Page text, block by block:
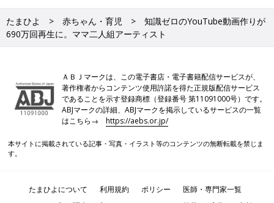
たまひよ 赤ちゃん・育児
知識ゼロのYouTube動画作りが
690万回再生に。ママ二人組アーティスト
ＡＢＪマークは、この電子書店・電子書籍配信サービスが、
著作権者からコンテンツ使用許諾を得た正規版配信サービス
であることを示す登録商標（登録番号 第11091000号）です。
ABJマークの詳細、ABJマークを掲示しているサービスの一覧
はこちら→https://aebs.or.jp/
本サイトに掲載されている記事・写真・イラスト等のコンテンツの無断転載を禁じま
す。
たまひよについて 利用規約 ポリシー
医師・専門家一覧